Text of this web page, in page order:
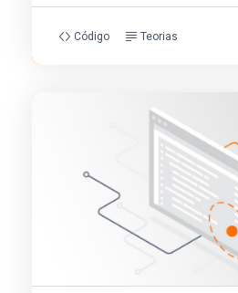
Código Teorias